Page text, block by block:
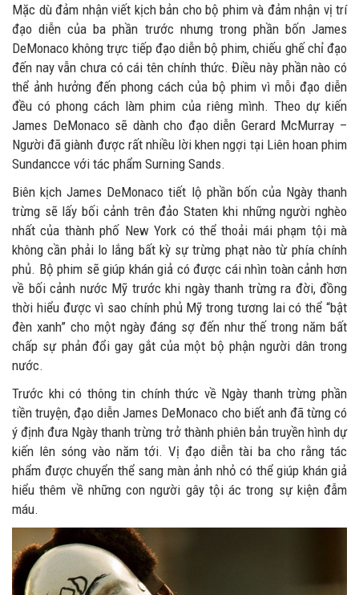
Mặc dù đảm nhận viết kịch bản cho bộ phim và đảm nhận vị trí
đạo diễn của ba phần trước nhưng trong phần bốn James
DeMonaco không trực tiếp đạo diễn bộ phim, chiếu ghế chỉ đạo
đến nay vẫn chưa có cái tên chính thức. Điều này phần nào có
thể ảnh hưởng đến phong cách của bộ phim vì mỗi đạo diễn
đều có phong cách làm phim của riêng mình. Theo dự kiến
James DeMonaco sẽ dành cho đạo diễn Gerard McMurray –
Người đã giành được rất nhiều lời khen ngợi tại Liên hoan phim
Sundancce với tác phẩm Surning Sands.
Biên kịch James DeMonaco tiết lộ phần bốn của Ngày thanh
trừng sẽ lấy bối cảnh trên đảo Staten khi những người nghèo
nhất của thành phố New York có thể thoải mái phạm tội mà
không cần phải lo lắng bất kỳ sự trừng phạt nào từ phía chính
phủ. Bộ phim sẽ giúp khán giả có được cái nhìn toàn cảnh hơn
về bối cảnh nước Mỹ trước khi ngày thanh trừng ra đời, đồng
thời hiểu được vì sao chính phủ Mỹ trong tương lai có thể “bật
đèn xanh” cho một ngày đáng sợ đến như thế trong năm bất
chấp sự phản đổi gay gắt của một bộ phận người dân trong
nước.
Trước khi có thông tin chính thức về Ngày thanh trừng phần
tiền truyện, đạo diễn James DeMonaco cho biết anh đã từng có
ý định đưa Ngày thanh trừng trở thành phiên bản truyền hình dự
kiến lên sóng vào năm tới. Vị đạo diễn tài ba cho rằng tác
phẩm được chuyển thể sang màn ảnh nhỏ có thể giúp khán giả
hiểu thêm về những con người gây tội ác trong sự kiện đẫm
máu.